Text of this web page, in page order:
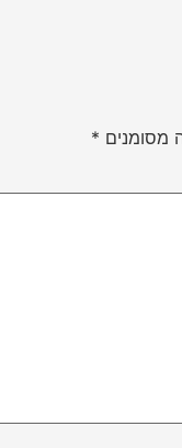
מסומנים *